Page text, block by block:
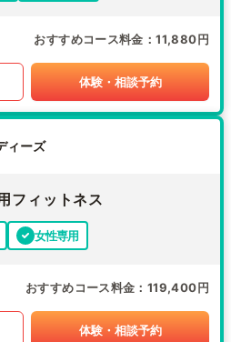
おすすめコース料金 11,880円
体験・相談予約
ィーズ
フィットネス
女性専用
おすすめコース料金 119,400円
体験・相談予約